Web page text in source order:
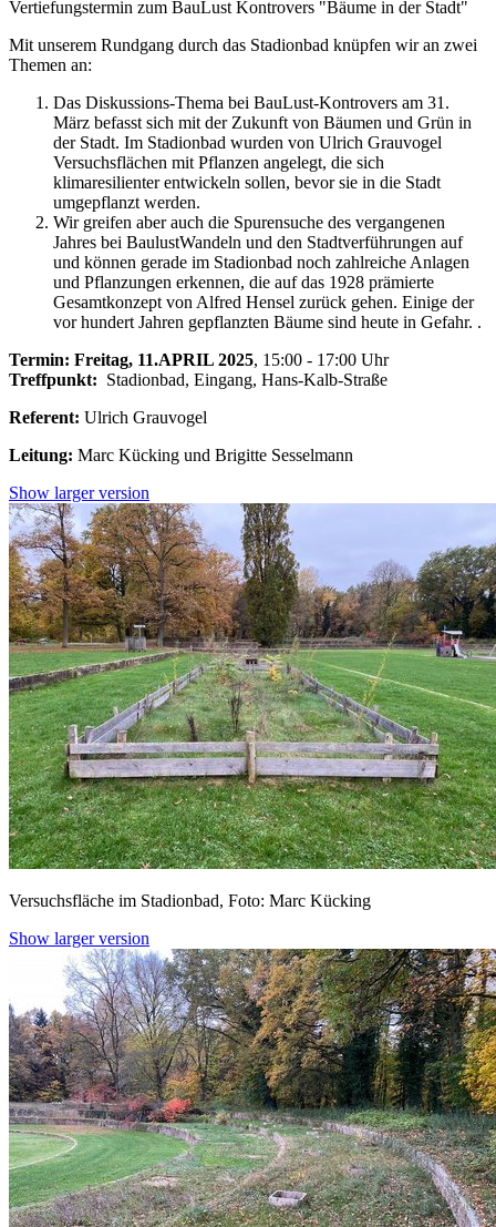
Vertiefungstermin zum BauLust Kontrovers "Bäume in der Stadt"
Mit unserem Rundgang durch das Stadionbad knüpfen wir an zwei
Themen an:
Das Diskussions-Thema bei BauLust-Kontrovers am 31.
März befasst sich mit der Zukunft von Bäumen und Grün in
der Stadt. Im Stadionbad wurden von Ulrich Grauvogel
Versuchsflächen mit Pflanzen angelegt, die sich
klimaresilienter entwickeln sollen, bevor sie in die Stadt
umgepflanzt werden.
Wir greifen aber auch die Spurensuche des vergangenen
Jahres bei BaulustWandeln und den Stadtverführungen auf
und können gerade im Stadionbad noch zahlreiche Anlagen
und Pflanzungen erkennen, die auf das 1928 prämierte
Gesamtkonzept von Alfred Hensel zurück gehen. Einige der
vor hundert Jahren gepflanzten Bäume sind heute in Gefahr. .
Termin: Freitag, 11.APRIL 2025, 15:00 - 17:00 Uhr
Treffpunkt: Stadionbad, Eingang, Hans-Kalb-Straße
Referent: Ulrich Grauvogel
Leitung: Marc Kücking und Brigitte Sesselmann
Show larger version
Versuchsfläche im Stadionbad, Foto: Marc Kücking
Show larger version